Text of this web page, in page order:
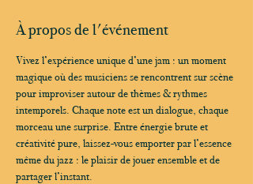
À propos de l'événement
Vivez l’expérience unique d’une jam : un moment
magique où des musiciens se rencontrent sur scène
pour improviser autour de thèmes & rythmes
intemporels. Chaque note est un dialogue, chaque
morceau une surprise. Entre énergie brute et
créativité pure, laissez-vous emporter par l’essence
même du jazz : le plaisir de jouer ensemble et de
partager l’instant.